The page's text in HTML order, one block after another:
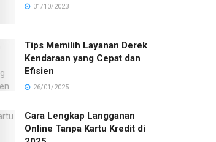
31/10/2023
Tips Memilih Layanan Derek
Kendaraan yang Cepat dan
Efisien
26/01/2025
Cara Lengkap Langganan
Online Tanpa Kartu Kredit di